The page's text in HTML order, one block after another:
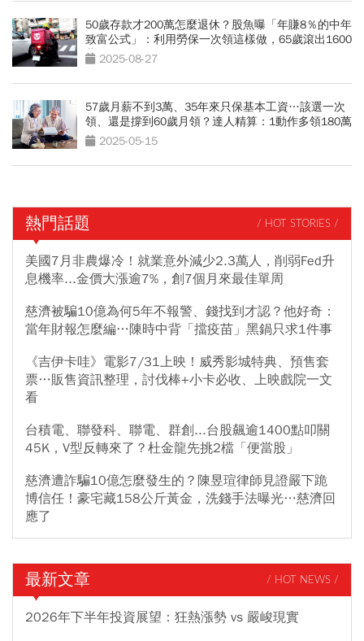
50歲存款才200萬怎麼退休？股魚曝「年賺8％的中年
致富公式」：利用勞保一次領這樣做，65歲滾出1600
萬 2025-08-27
57歲月薪不到3萬、35年來只保基本工資…該選一次
領、還是撐到60歲月領？達人精算：1動作多領180萬
2025-05-15
熱門話題 / HOT STORIES /
美國7月非農爆冷！就業意外減少2.3萬人，削弱Fed升
息機率...金價大漲逾7%，創7個月來最佳單周
慈濟被騙10億為何5年不報警、錢找到才認？他好奇：
當年財報怎麼編…陳時中背「擋疫苗」黑鍋只求1件事
《吉伊卡哇》電影7/31上映！威秀影城特典、預售套
票…販售資訊整理，討伐棒+小卡必收、上映戲院一文
看
台積電、聯發科、聯電、群創...台股飆逾1400點叩關
45K，V型反轉來了？杜金龍先挑2檔「便當股」
慈濟遭詐騙10億怎麼發生的？陳昱瑄律師見證嚴下跪
博信任！豪宅藏158公斤黃金，洗錢手法曝光…慈濟回
應了
最新文章 / HOT NEWS /
2026年下半年投資展望：狂熱漲勢 vs 嚴峻現實